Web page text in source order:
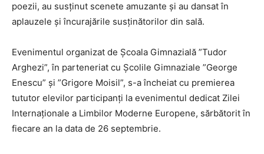
poezii, au susținut scenete amuzante și au dansat în
aplauzele și încurajările susținătorilor din sală.
Evenimentul organizat de Școala Gimnazială ”Tudor
Arghezi”, în parteneriat cu Școlile Gimnaziale ”George
Enescu” și ”Grigore Moisil”, s-a încheiat cu premierea
tututor elevilor participanți la evenimentul dedicat Zilei
Internaționale a Limbilor Moderne Europene, sărbătorit în
fiecare an la data de 26 septembrie.